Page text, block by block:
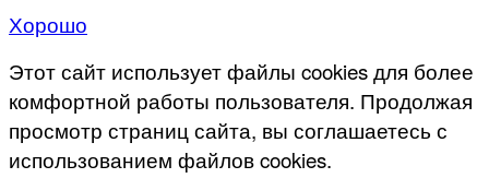
Хорошо
Этот сайт использует файлы cookies для более
комфортной работы пользователя. Продолжая
просмотр страниц сайта, вы соглашаетесь с
использованием файлов cookies.